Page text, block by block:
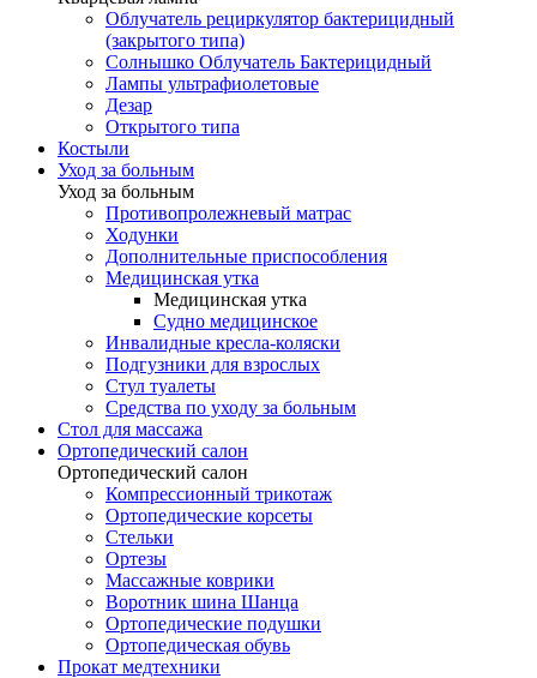
Облучатель рециркулятор бактерицидный
(закрытого типа)
Солнышко Облучатель Бактерицидный
Лампы ультрафиолетовые
Дезар
Открытого типа
Костыли
Уход за больным
Уход за больным
Противопролежневый матрас
Ходунки
Дополнительные приспособления
Медицинская утка
Медицинская утка
Судно медицинское
Инвалидные кресла-коляски
Подгузники для взрослых
Стул туалеты
Средства по уходу за больным
Cтол для массажа
Ортопедический салон
Ортопедический салон
Компрессионный трикотаж
Ортопедические корсеты
Стельки
Ортезы
Массажные коврики
Воротник шина Шанца
Ортопедические подушки
Ортопедическая обувь
Прокат медтехники